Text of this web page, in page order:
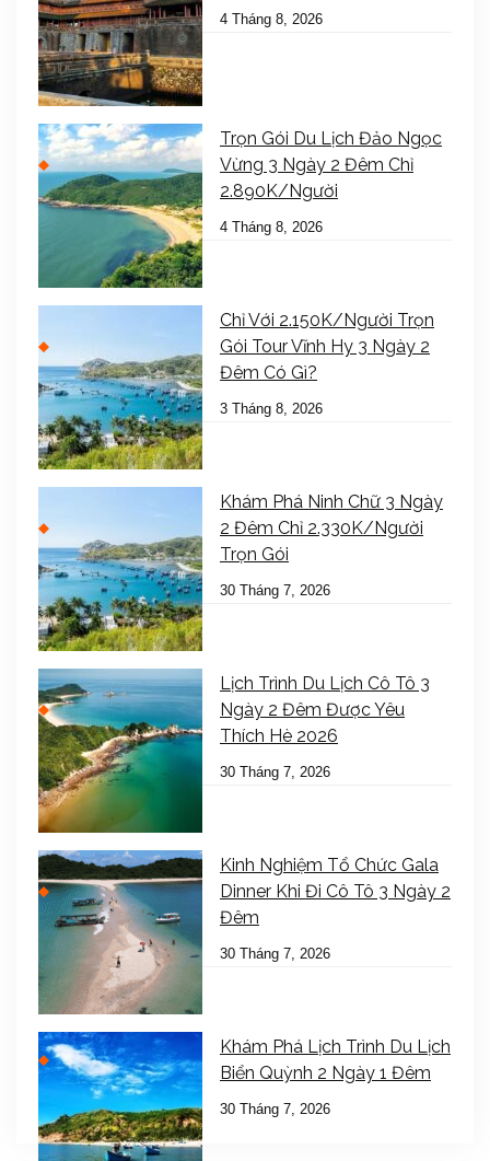
4 Tháng 8, 2026
Trọn Gói Du Lịch Đảo Ngọc
Vừng 3 Ngày 2 Đêm Chỉ
2.890K/Người
4 Tháng 8, 2026
Chỉ Với 2.150K/Người Trọn
Gói Tour Vĩnh Hy 3 Ngày 2
Đêm Có Gì?
3 Tháng 8, 2026
Khám Phá Ninh Chữ 3 Ngày
2 Đêm Chỉ 2.330K/Người
Trọn Gói
30 Tháng 7, 2026
Lịch Trình Du Lịch Cô Tô 3
Ngày 2 Đêm Được Yêu
Thích Hè 2026
30 Tháng 7, 2026
Kinh Nghiệm Tổ Chức Gala
Dinner Khi Đi Cô Tô 3 Ngày 2
Đêm
30 Tháng 7, 2026
Khám Phá Lịch Trình Du Lịch
Biển Quỳnh 2 Ngày 1 Đêm
30 Tháng 7, 2026